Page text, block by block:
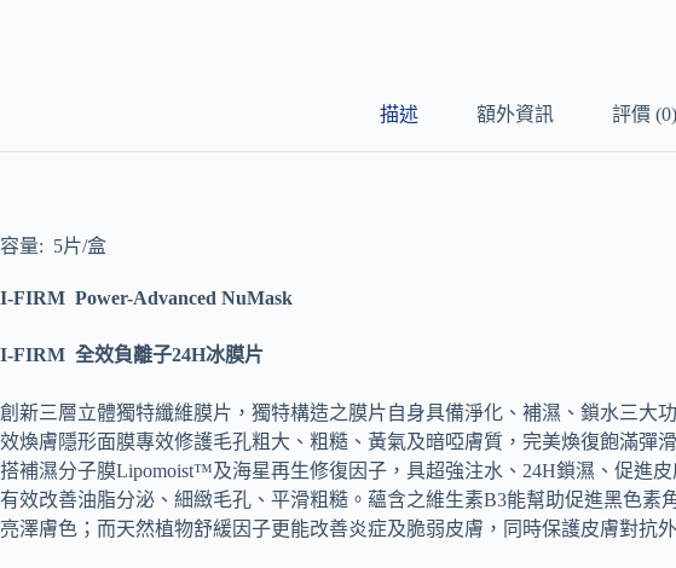
描述 額外資訊 評價 (0)
容量: 5片/盒
I-FIRM Power-Advanced NuMask
I-FIRM 全效負離子24H冰膜片
創新三層立體獨特纖維膜片，獨特構造之膜片自身具備淨化、補濕、鎖水三大
效煥膚隱形面膜專效修護毛孔粗大、粗糙、黃氣及暗啞膚質，完美煥復飽滿彈
搭補濕分子膜Lipomoist™及海星再生修復因子，具超強注水、24H鎖濕、促進
有效改善油脂分泌、細緻毛孔、平滑粗糙。蘊含之維生素B3能幫助促進黑色素
亮澤膚色；而天然植物舒緩因子更能改善炎症及脆弱皮膚，同時保護皮膚對抗